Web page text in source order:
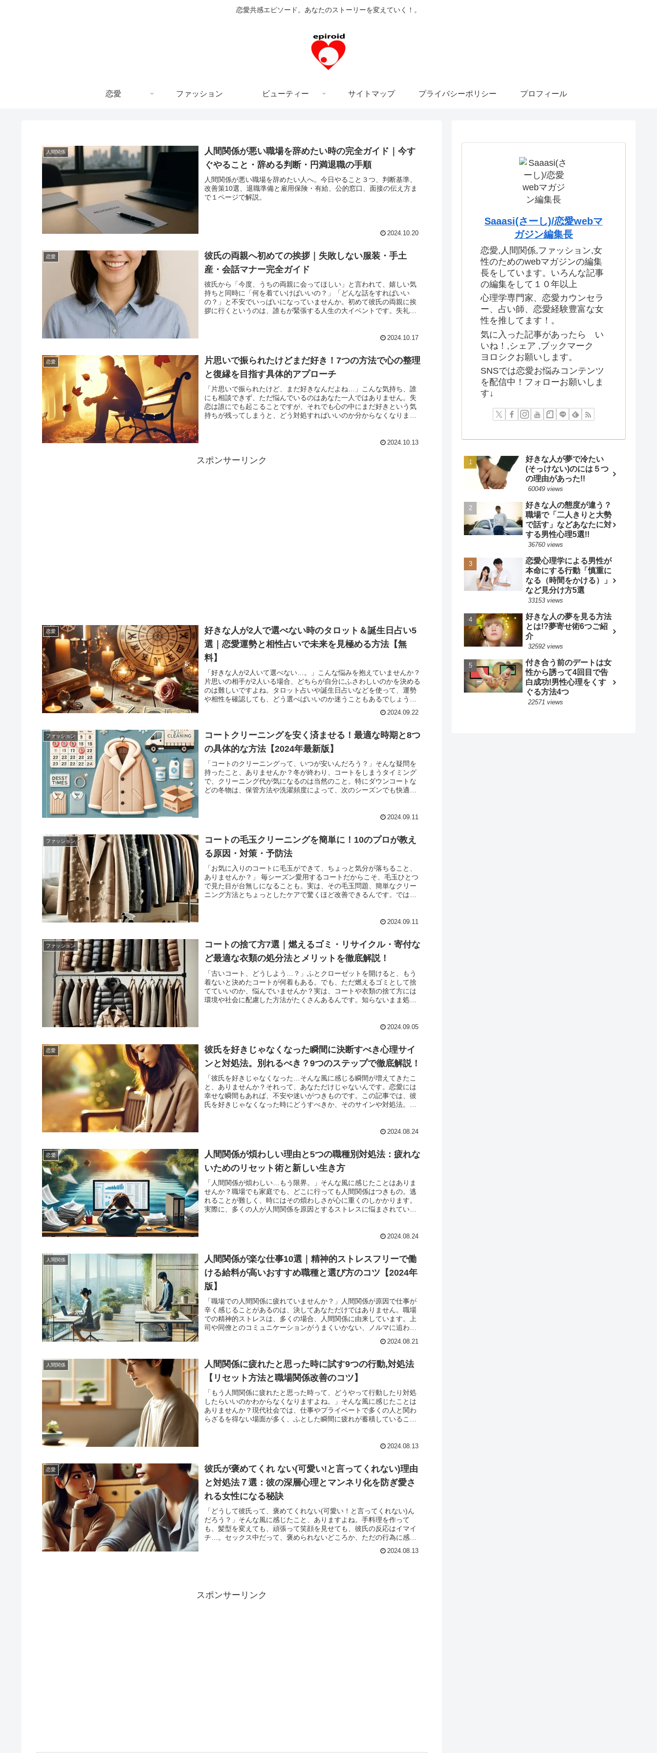
恋愛共感エピソード。あなたのストーリーを変えていく！。
恋愛 ファッション ビューティー サイトマップ プライバシーポリシー プロフィール
人間関係
人間関係が悪い職場を辞めたい時の完全ガイド｜今す
ぐやること・辞める判断・円満退職の手順
人間関係が悪い職場を辞めたい人へ。今日やること３つ、判断基準、
改善策10選、退職準備と雇用保険・有給、公的窓口、面接の伝え方ま
で１ページで解説。
2024.10.20
恋愛
彼氏の両親へ初めての挨拶｜失敗しない服装・手土
産・会話マナー完全ガイド
彼氏から「今度、うちの両親に会ってほしい」と言われて、嬉しい気
持ちと同時に「何を着ていけばいいの？」「どんな話をすればいい
の？」と不安でいっぱいになっていませんか。初めて彼氏の両親に挨
拶に行くというのは、誰もが緊張する人生の大イベントです。失礼が
は、挨拶当日までの準備から、手土産の選び方、好印象を与える服
ガイドをお届けします。数多くの先輩たちが経験してきた「これをや
っておけば大丈夫」というポイントを押さえておけば、緊張はして
も、自信を持って当日を迎えることができます。この記事を最後まで
読んで、しっかり準備をすれば、彼氏の両親に「いい子だね」「また
来てね」と言ってもらえる素敵な一日になるはずです。それでは、一
緒に準備を始めていきましょう。
2024.10.17
恋愛
片思いで振られたけどまだ好き！7つの方法で心の整理
と復縁を目指す具体的アプローチ
「片思いで振られたけど、まだ好きなんだよね…」こんな気持ち、誰
にも相談できず、ただ悩んでいるのはあなた一人ではありません。失
恋は誰にでも起こることですが、それでも心の中にまだ好きという気
持ちが残ってしまうと、どう対処すればいいのか分からなくなりま
しい対処法とアプローチを取れば、感情を整理し、最終的に復縁の可
思いで振られたけどまだ好き」と感じるあなたが取るべき7つの方法を
2024.10.13
スポンサーリンク
恋愛
好きな人が2人で選べない時のタロット＆誕生日占い5
選｜恋愛運勢と相性占いで未来を見極める方法【無
料】
「好きな人が2人いて選べない…。」こんな悩みを抱えていませんか？
片思いの相手が2人いる場合、どちらが自分にふさわしいのかを決める
のは難しいですよね。タロット占いや誕生日占いなどを使って、運勢
や相性を確認しても、どう選べばいいのか迷うこともあるでしょう。
紹介します。恋愛運勢や相性占い、霊視を活用して、片思いの相手と
お伝えします。これまで多くの人が、占いを活用して自分にとって最
適な恋愛の選択肢を見つけています。この記事を読めば、あなたも恋
愛の迷いを解消し、運命のパートナーに出会えるでしょう。
2024.09.22
ファッション
コートクリーニングを安く済ませる！最適な時期と8つ
の具体的な方法【2024年最新版】
「コートのクリーニングって、いつが安いんだろう？」そんな疑問を
持ったこと、ありませんか？冬が終わり、コートをしまうタイミング
で、クリーニング代が気になるのは当然のこと。特にダウンコートな
どの冬物は、保管方法や洗濯頻度によって、次のシーズンでも快適に
や宅配サービス（ホワイト急便やキレイナなど）は、シーズンオフの
す。実際、業界の調査によれば、シーズンオフにクリーニングを依頼
すると、通常よりも30％以上安くなることもあるとか。本記事では、
コートクリーニングの料金相場や依頼方法、安い時期を見極める方
法、自宅でのケア方法、そしてクリーニング店選びの注意点まで、具
体的に解説します。例えば、ダウンコートの仕舞い洗いを自宅で行う
方法や、クリーニングチェーン店と宅配クリーニングの料金や仕上が
り日数の比較、さらに衣替えや保管時の注意点についても触れます。
これらの情報を知っていれば、無駄な費用を抑えながら、コートをき
グを見極め、コートを長持ちさせるための最良の方法を見つけられる
2024.09.11
ファッション
コートの毛玉クリーニングを簡単に！10のプロが教え
る原因・対策・予防法
「お気に入りのコートに毛玉ができて、ちょっと気分が落ちること、
ありませんか？」 毎シーズン愛用するコートだからこそ、毛玉ひとつ
で見た目が台無しになることも。実は、その毛玉問題、簡単なクリー
ニング方法とちょっとしたケアで驚くほど改善できるんです。では、
関する効果的な方法を10個にまとめました。毛玉ができる原因から、
方、さらには日常的な予防策まで、すべてのポイントを網羅していま
す。これで、コートの毛玉問題に悩むことが少なくなるはずです。
2024.09.11
ファッション
コートの捨て方7選｜燃えるゴミ・リサイクル・寄付な
ど最適な衣類の処分法とメリットを徹底解説！
「古いコート、どうしよう…？」ふとクローゼットを開けると、もう
着ないと決めたコートが何着もある。でも、ただ燃えるゴミとして捨
てていいのか、悩んでいませんか？実は、コートや衣類の捨て方には
環境や社会に配慮した方法がたくさんあるんです。知らないまま処分
の役に立てる方法、さらには不用品回収業者を賢く使うタイミングま
たちは、自治体やNPOのリサイクルプロジェクトに深く関わり、年間
数千件以上の衣類を適切に処分してきた実績を持っています。あなた
がこの記事を読むことで得られるメリットは、ただコートを捨てるだ
けでなく、環境に貢献しながら手間を最小限にする方法が見つかるこ
と。コートを燃えるゴミに出すのか、資源ゴミとしてリサイクルする
のか、または不用品回収業者に任せるのか…どの選択肢が最もあなた
に合っているのかが、この記事を読めばすぐに分かります。最終的
に、あなたにとってベストなコートの捨て方を見つけ、クローゼット
2024.09.05
恋愛
彼氏を好きじゃなくなった瞬間に決断すべき心理サイ
ンと対処法。別れるべき？9つのステップで徹底解説！
「彼氏を好きじゃなくなった…そんな風に感じる瞬間が増えてきたこ
と、ありませんか？それって、あなただけじゃないんです。恋愛には
幸せな瞬間もあれば、不安や迷いがつきものです。この記事では、彼
氏を好きじゃなくなった時にどうすべきか、そのサインや対処法。別
をするためのガイドとして活用してください。あなたがこの記事を読
踏み出せることを願っています。」
2024.08.24
恋愛
人間関係が煩わしい理由と5つの職種別対処法：疲れな
いためのリセット術と新しい生き方
「人間関係が煩わしい…もう限界。」そんな風に感じたことはありま
せんか？職場でも家庭でも、どこに行っても人間関係はつきもの。逃
れることが難しく、時にはその煩わしさが心に重くのしかかります。
実際に、多くの人が人間関係を原因とするストレスに悩まされている
分かったことは、煩わしいと感じる人間関係には明確な原因があり、
す。この記事では、「人間関係が煩わしい」と感じる原因や心理的な
特徴を明らかにし、職種別の対処法や疲れないためのリセット術、さ
らには新しい生き方を提案していきます。この知識を活用すること
で、あなたも日々のストレスを軽減し、より快適な人間関係を築くこ
とができるでしょう
2024.08.24
人間関係
人間関係が楽な仕事10選｜精神的ストレスフリーで働
ける給料が高いおすすめ職種と選び方のコツ【2024年
版】
「職場での人間関係に疲れていませんか？」人間関係が原因で仕事が
辛く感じることがあるのは、決してあなただけではありません。職場
での精神的ストレスは、多くの場合、人間関係に由来しています。上
司や同僚とのコミュニケーションがうまくいかない、ノルマに追われ
こで今回は、人間関係が楽な仕事をテーマに、ストレスフリーで働け
特徴や、転職を成功させるためのコツ、さらには給与面でのメリット
とデメリットについても詳しく解説します。事務職、公務員、警備
員、在宅ワーカーなど、具体的な職種における「人間関係の楽さ」と
「ストレスの少なさ」に焦点を当てています。この記事を読むこと
で、自分に合ったストレスフリーな仕事を見つけ、快適に働くための
道筋を描けるでしょう。特に、人間関係に悩むことなく、自分のペー
スで働きたいと考えている方にとって、ここで得られる情報は非常に
役立つはずです。最終的には、心地よく長く続けられる仕事を見つ
2024.08.21
人間関係
人間関係に疲れたと思った時に試す9つの行動,対処法
【リセット方法と職場関係改善のコツ】
「もう人間関係に疲れたと思った時って、どうやって行動したり対処
したらいいのかわからなくなりますよね。」そんな風に感じたことは
ありませんか？現代社会では、仕事やプライベートで多くの人と関わ
らざるを得ない場面が多く、ふとした瞬間に疲れが蓄積していること
実際に、多くの人がこのような状況に陥り、対処法を模索していま
係に疲れた時のリセット方法や、自分を守るための効果的な考え方を
探ることができます。本記事では、読者の皆さんが少しでも気持ちを
軽くし、良好な人間関係を再構築できるよう、具体的な方法を紹介し
ます。結果として、無理せず自然体で過ごせる日常が手に入るでしょ
う。さあ、一緒に今の自分を見つめ直し、心のリセットを図りましょ
う。
2024.08.13
恋愛
彼氏が褒めてくれ ない(可愛い!と言ってくれない)理由
と対処法７選：彼の深層心理とマンネリ化を防ぎ愛さ
れる女性になる秘訣
「どうして彼氏って、褒めてくれない(可愛い！と言ってくれない)ん
だろう？」そんな風に感じたこと、ありますよね。手料理を作って
も、髪型を変えても、頑張って笑顔を見せても、彼氏の反応はイマイ
チ…。セックス中だって、褒められないどころか、ただの行為に感じ
ん。でも、それにはちゃんと理由があるんです。彼の性格や深層心理
法の違い、あるいはマンネリ化などの要因が絡んでいることがわかっ
ています。このガイドでは、彼氏が褒めてくれない理由やその対処法
2024.08.13
スポンサーリンク
Saaasi(さーし)/恋愛webマ
ガジン編集長
恋愛,人間関係,ファッション,女
性のためのwebマガジンの編集
長をしています。いろんな記事
の編集をして１０年以上
心理学専門家、恋愛カウンセラ
ー、占い師、恋愛経験豊富な女
性を推してます！。
気に入った記事があったら い
いね！,シェア ,ブックマーク
ヨロシクお願いします。
SNSでは恋愛お悩みコンテンツ
を配信中！フォローお願いしま
す↓
好きな人が夢で冷たい
(そっけない)のには５つ
の理由があった!!
60049 views
好きな人の態度が違う？
職場で「二人きりと大勢
で話す」などあなたに対
する男性心理5選!!
36760 views
恋愛心理学による男性が
本命にする行動「慎重に
なる（時間をかける）」
など見分け方5選
33153 views
好きな人の夢を見る方法
とは!?夢寄せ術6つご紹
介
32592 views
付き合う前のデートは女
性から誘って4回目で告
白成功!男性心理をくす
ぐる方法4つ
22571 views